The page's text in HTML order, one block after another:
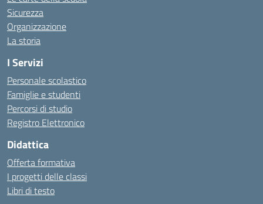
Sicurezza
Organizzazione
La storia
I Servizi
Personale scolastico
Famiglie e studenti
Percorsi di studio
Registro Elettronico
Didattica
Offerta formativa
I progetti delle classi
Libri di testo